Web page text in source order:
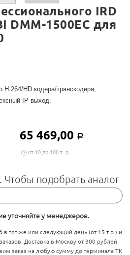
IRD
DMM-1500EC для
HD кодера/транскодера,
IP выход.
65 469,00 Р
от 10 до 100 т. р.
Чтобы подобрать аналог
уточняйте у менеджеров.
в тот же или следующий день (от 15 т.р.) и
Доставка в Москву от 300 рублей
заказ на любую сумму до терминала ТК